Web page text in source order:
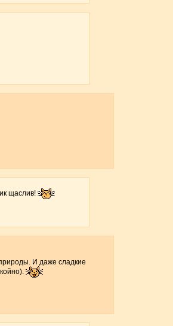
щаслив!
И даже сладкие